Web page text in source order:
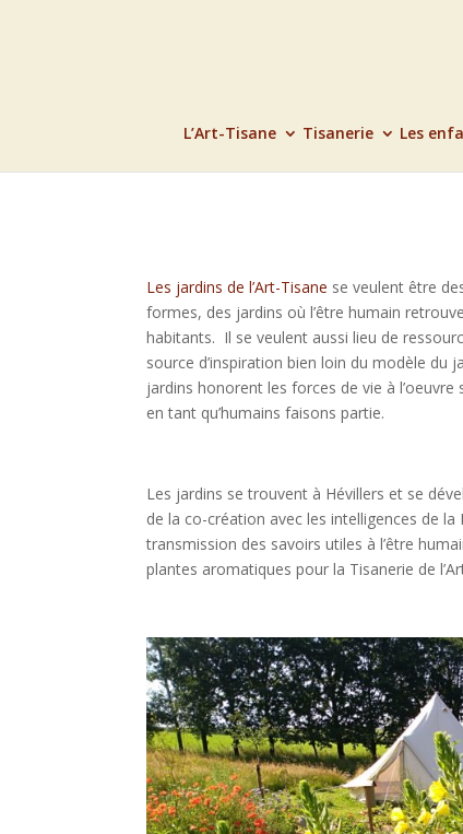
L’Art-Tisane Tisanerie Les
Les jardins de l’Art-Tisane se veulent être
formes, des jardins où l’être humain
habitants. Il se veulent aussi lieu de
source d’inspiration bien loin du modèle du
jardins honorent les forces de vie à
en tant qu’humains faisons partie.
Les jardins se trouvent à Hévillers et se
de la co-création avec les intelligences de
transmission des savoirs utiles à l’être
plantes aromatiques pour la Tisanerie de